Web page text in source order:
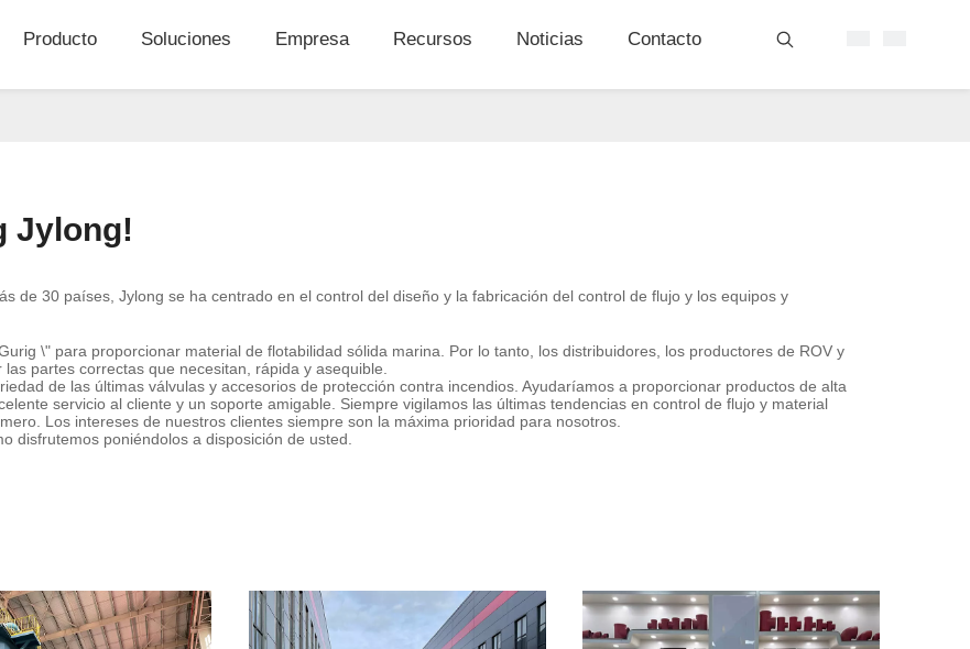
Producto Soluciones Empresa Recursos Noticias Contacto
Jylong!
de 30 países, Jylong se ha centrado en el control del diseño y la fabricación del control de flujo y los equipos y
\" para proporcionar material de flotabilidad sólida marina. Por lo tanto, los distribuidores, los productores de ROV y
partes correctas que necesitan, rápida y asequible.
de las últimas válvulas y accesorios de protección contra incendios. Ayudaríamos a proporcionar productos de alta
servicio al cliente y un soporte amigable. Siempre vigilamos las últimas tendencias en control de flujo y material
Los intereses de nuestros clientes siempre son la máxima prioridad para nosotros.
disfrutemos poniéndolos a disposición de usted.